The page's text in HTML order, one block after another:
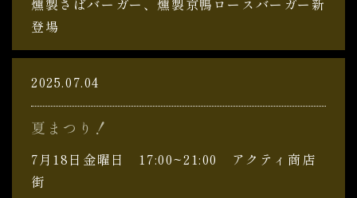
燻製さばバーガー、燻製京鴨ロースバーガー新
登場
2025.07.04
夏まつり！
7月18日金曜日 17:00~21:00 アクティ商店
街